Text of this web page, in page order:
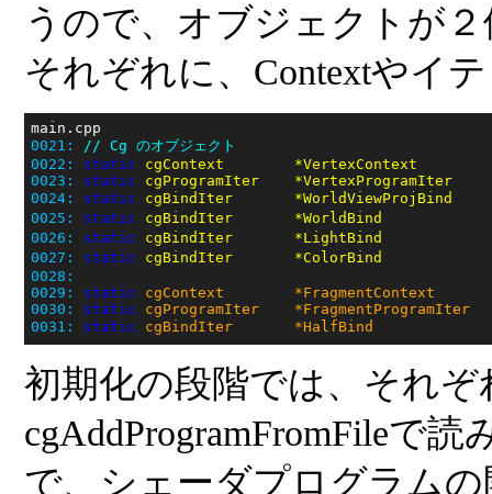
うので、オブジェクトが
それぞれに、Contextやイ
0021:
// Cg のオブジェクト
0022:
static
0023:
static
0024:
static cgBindIter       *WorldViewProjBind
0025:
static cgBindIter       *WorldBind
0026:
static cgBindIter       *LightBind
0027:
static cgBindIter       *ColorBind
0028:
0029:
static
0030:
static
0031:
static cgBindIter       *HalfBind
初期化の段階では、それ
cgAddProgramFromFileで読
で、シェーダプログラム